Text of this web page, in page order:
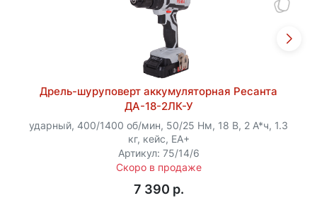
Дрель-шуруповерт аккумуляторная Ресанта
ДА-18-2ЛК-У
ударный, 400/1400 об/мин, 50/25 Нм, 18 В, 2 А*ч, 1.3
кг, кейс, ЕА+
Артикул: 75/14/6
Скоро в продаже
7 390 p.